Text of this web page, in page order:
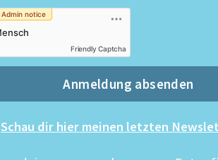
Friendly Captcha
Anmeldung absenden
Schau dir hier meinen letzten